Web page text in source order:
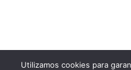
Utilizamos cookies para